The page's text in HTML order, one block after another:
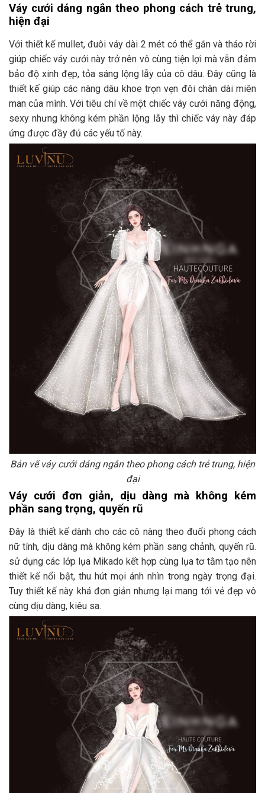
Váy cưới dáng ngắn theo phong cách trẻ trung,
hiện đại
Với thiết kế mullet, đuôi váy dài 2 mét có thể gắn và tháo rời
giúp chiếc váy cưới này trở nên vô cùng tiện lợi mà vẫn đảm
bảo độ xinh đẹp, tỏa sáng lộng lẫy của cô dâu. Đây cũng là
thiết kế giúp các nàng dâu khoe trọn vẹn đôi chân dài miên
man của mình. Với tiêu chí về một chiếc váy cưới năng động,
sexy nhưng không kém phần lộng lẫy thì chiếc váy này đáp
ứng được đầy đủ các yếu tố này.
Bản vẽ váy cưới dáng ngắn theo phong cách trẻ trung, hiện
đại
Váy cưới đơn giản, dịu dàng mà không kém
phần sang trọng, quyến rũ
Đây là thiết kế dành cho các cô nàng theo đuổi phong cách
nữ tính, dịu dàng mà không kém phần sang chảnh, quyến rũ.
sử dụng các lớp lụa Mikado kết hợp cùng lụa tơ tằm tạo nên
thiết kế nổi bật, thu hút mọi ánh nhìn trong ngày trọng đại.
Tuy thiết kế này khá đơn giản nhưng lại mang tới vẻ đẹp vô
cùng dịu dàng, kiêu sa.